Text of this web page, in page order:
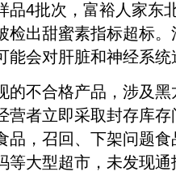
4批次，富裕人家东
检出甜蜜素指标超标
能会对肝脏和神经系统
不合格产品，涉及黑
营者立即采取封存库
品，召回、下架问题
等大型超市，未发现